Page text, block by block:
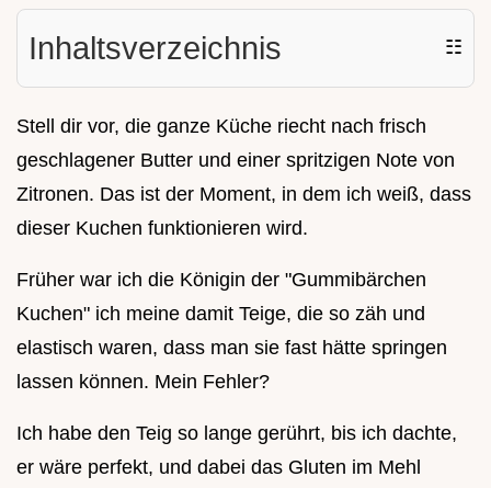
Inhaltsverzeichnis ☷
Stell dir vor, die ganze Küche riecht nach frisch
geschlagener Butter und einer spritzigen Note von
Zitronen. Das ist der Moment, in dem ich weiß, dass
dieser Kuchen funktionieren wird.
Früher war ich die Königin der "Gummibärchen
Kuchen" ich meine damit Teige, die so zäh und
elastisch waren, dass man sie fast hätte springen
lassen können. Mein Fehler?
Ich habe den Teig so lange gerührt, bis ich dachte,
er wäre perfekt, und dabei das Gluten im Mehl